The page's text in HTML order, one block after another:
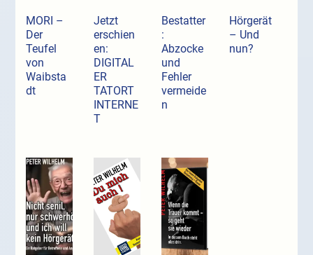
MORI –
Der
Teufel
von
Waibsta
dt
Jetzt
erschien
en:
DIGITAL
ER
TATORT
INTERNE
T
Bestatter
:
Abzocke
und
Fehler
vermeide
n
Hörgerät
– Und
nun?